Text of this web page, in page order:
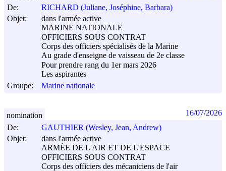
De:
RICHARD (Juliane, Joséphine, Barbara)
Objet:
dans l'armée active
MARINE NATIONALE
OFFICIERS SOUS CONTRAT
Corps des officiers spécialisés de la Marine
Au grade d'enseigne de vaisseau de 2e classe
Pour prendre rang du 1er mars 2026
Les aspirantes
Groupe:
Marine nationale
De:
GAUTHIER (Wesley, Jean, Andrew)
Objet:
dans l'armée active
ARMÉE DE L'AIR ET DE L'ESPACE
OFFICIERS SOUS CONTRAT
Corps des officiers des mécaniciens de l'air
nomination 16/07/2026